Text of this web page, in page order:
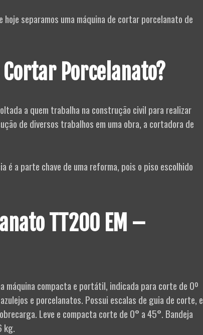
separamos uma máquina de cortar porcelanato de
Porcelanato?
a quem trabalha na construção civil para realizar
de diversos trabalhos em uma obra, a cortadora de
é a parte chave de uma reforma, pois o piso escolhido
TT200 EM –
máquina compacta e portátil, indicada para corte de 0º
e porcelanatos. Possui escalas de guia de corte, e
Leve e compacta corte de 0° a 45°. Bandeja
kg.